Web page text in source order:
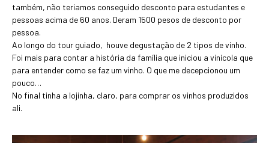
também, não teriamos conseguido desconto para estudantes e
pessoas acima de 60 anos. Deram 1500 pesos de desconto por
pessoa.
Ao longo do tour guiado, houve degustação de 2 tipos de vinho.
Foi mais para contar a história da família que iniciou a vinícola que
para entender como se faz um vinho. O que me decepcionou um
pouco…
No final tinha a lojinha, claro, para comprar os vinhos produzidos
ali.